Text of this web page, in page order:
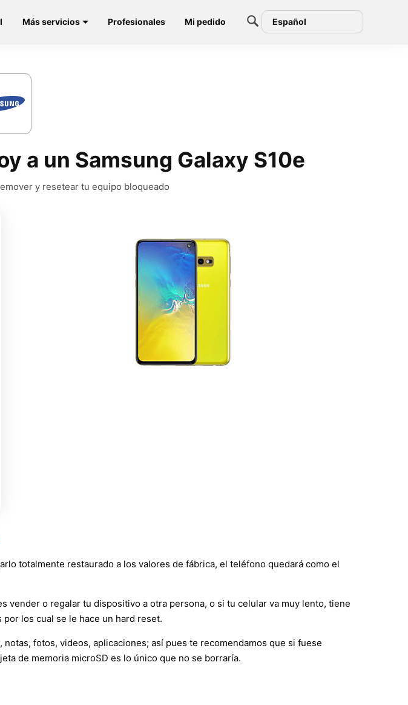
Más servicios Profesionales Mi pedido Español
a un Samsung Galaxy S10e
y resetear tu equipo bloqueado
totalmente restaurado a los valores de fábrica, el teléfono quedará como el
o regalar tu dispositivo a otra persona, o si tu celular va muy lento, tiene
los cual se le hace un hard reset.
fotos, videos, aplicaciones; así pues te recomendamos que si fuese
de memoria microSD es lo único que no se borraría.